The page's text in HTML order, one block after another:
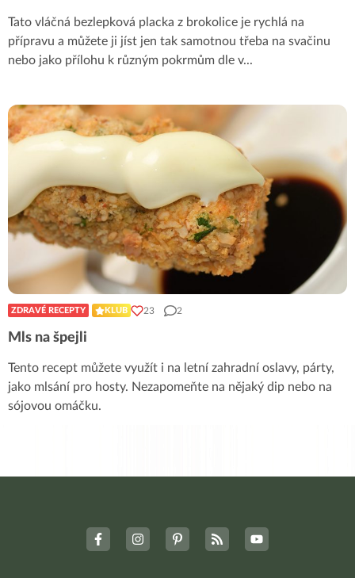
Tato vláčná bezlepková placka z brokolice je rychlá na
přípravu a můžete ji jíst jen tak samotnou třeba na svačinu
nebo jako přílohu k různým pokrmům dle v...
ZDRAVÉ RECEPTY KLUB 23 2
Mls na špejli
Tento recept můžete využít i na letní zahradní oslavy, párty,
jako mlsání pro hosty. Nezapomeňte na nějaký dip nebo na
sójovou omáčku.